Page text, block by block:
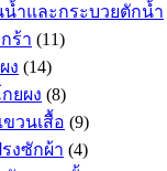
ำและกระบวยตักน้ำ
ร้า (11)
ง (14)
ยผง (8)
วนเสื้อ (9)
งซักผ้า (4)